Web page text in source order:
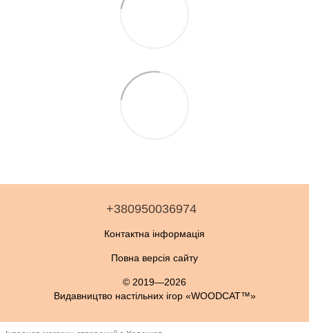
+380950036974
Контактна інформація
Повна версія сайту
© 2019—2026
Видавництво настільних ігор «WOODCAT™»